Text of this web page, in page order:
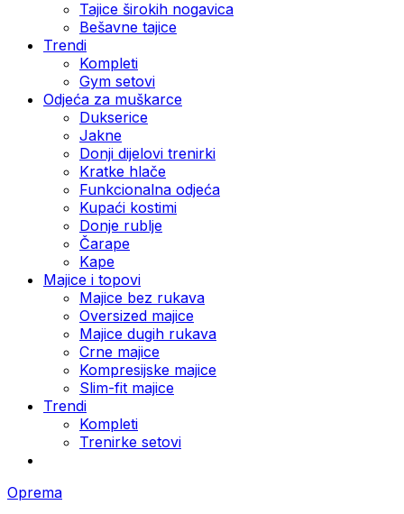
Tajice širokih nogavica
Bešavne tajice
Trendi
Kompleti
Gym setovi
Odjeća za muškarce
Dukserice
Jakne
Donji dijelovi trenirki
Kratke hlače
Funkcionalna odjeća
Kupaći kostimi
Donje rublje
Čarape
Kape
Majice i topovi
Majice bez rukava
Oversized majice
Majice dugih rukava
Crne majice
Kompresijske majice
Slim-fit majice
Trendi
Kompleti
Trenirke setovi
Oprema